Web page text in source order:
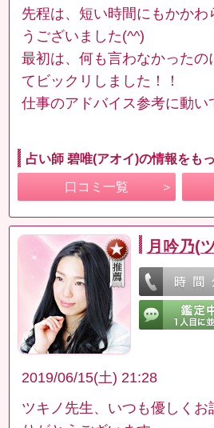
先程は、短い時間にもかかわ
うございました(^^)
最初は、何も言わなかったの
てビックリしました！！
仕事のアドバイス参考に動い
占い師 碧唯(アオイ)の情報をも
口コミ一覧
月吟乃(
2019/06/15(土) 21:28
ツキノ先生、いつも優しくお